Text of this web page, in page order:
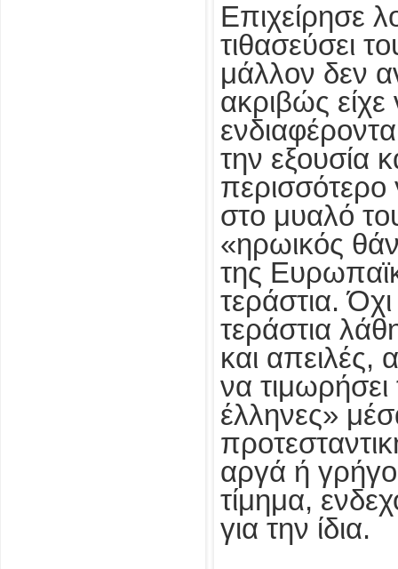
Επιχείρησε
τιθασεύσει
μάλλον δεν
ακριβώς
την εξουσία
στο μυαλό
«ηρωικός
της
τεράστια.
τεράστια
και απειλές,
να
έλληνες»
αργά ή
τίμημα,
για την ίδια.